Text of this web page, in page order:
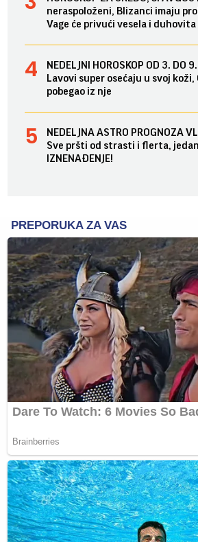
neraspoloženi, Blizanci imaju
Vage će privući vesela i duhovita
NEDELJNI HOROSKOP OD 3. DO
Lavovi super osećaju u svoj koži,
pobegao iz nje
NEDELJNA ASTRO PROGNOZA
Sve pršti od strasti i flerta, jedan
IZNENAĐENJE!